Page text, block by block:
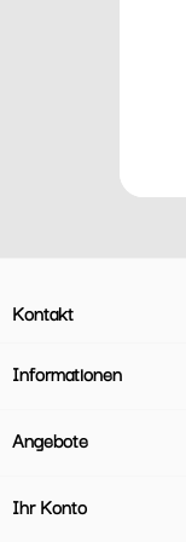
Kontakt
Informationen
Angebote
Ihr Konto